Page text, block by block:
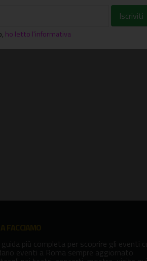
, ho letto l'informativa